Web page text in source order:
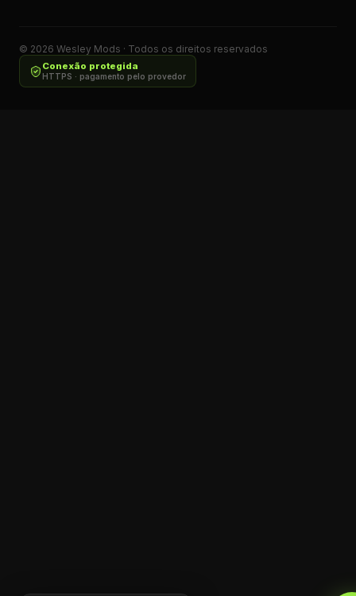
© 2026 Wesley Mods · Todos os direitos reservados
Conexão protegida
HTTPS · pagamento pelo provedor